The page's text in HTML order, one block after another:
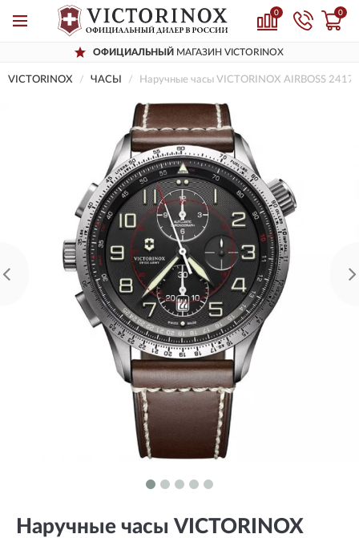
0 0
ОФИЦИАЛЬНЫЙ МАГАЗИН VICTORINOX
VICTORINOX ЧАСЫ Наручные часы VICTORINOX AIRBOSS
Наручные часы VICTORINOX